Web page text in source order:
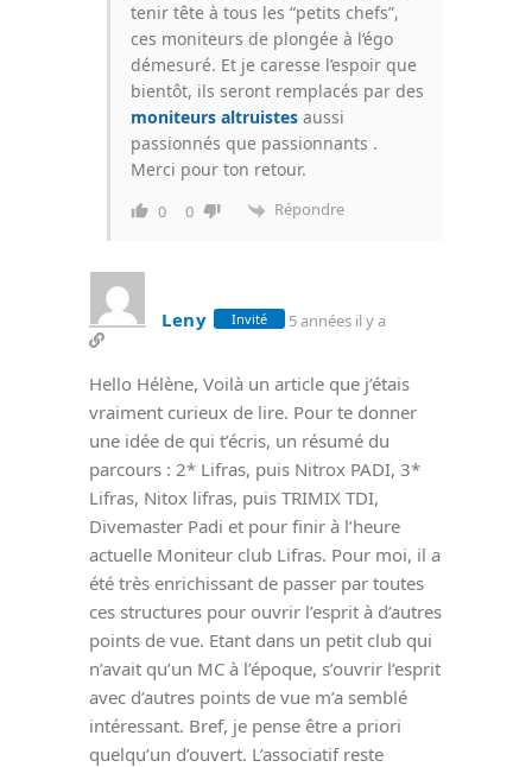
tenir tête à tous les “petits chefs”,
ces moniteurs de plongée à l’égo
démesuré. Et je caresse l’espoir que
bientôt, ils seront remplacés par des
moniteurs altruistes aussi
passionnés que passionnants .
Merci pour ton retour.
0 0 Répondre
Leny Invité 5 années il y a
Hello Hélène, Voilà un article que j’étais
vraiment curieux de lire. Pour te donner
une idée de qui t’écris, un résumé du
parcours : 2* Lifras, puis Nitrox PADI, 3*
Lifras, Nitox lifras, puis TRIMIX TDI,
Divemaster Padi et pour finir à l’heure
actuelle Moniteur club Lifras. Pour moi, il a
été très enrichissant de passer par toutes
ces structures pour ouvrir l’esprit à d’autres
points de vue. Etant dans un petit club qui
n’avait qu’un MC à l’époque, s’ouvrir l’esprit
avec d’autres points de vue m’a semblé
intéressant. Bref, je pense être a priori
quelqu’un d’ouvert. L’associatif reste